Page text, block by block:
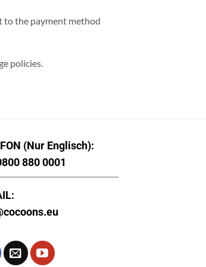
to the payment method
policies.
(Nur Englisch):
880 0001